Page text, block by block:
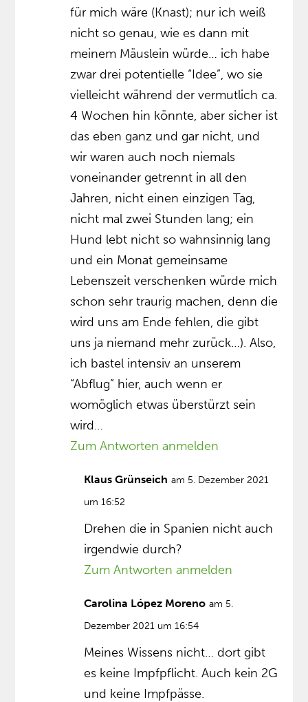
für mich wäre (Knast); nur ich weiß
nicht so genau, wie es dann mit
meinem Mäuslein würde… ich habe
zwar drei potentielle “Idee”, wo sie
vielleicht während der vermutlich ca.
4 Wochen hin könnte, aber sicher ist
das eben ganz und gar nicht, und
wir waren auch noch niemals
voneinander getrennt in all den
Jahren, nicht einen einzigen Tag,
nicht mal zwei Stunden lang; ein
Hund lebt nicht so wahnsinnig lang
und ein Monat gemeinsame
Lebenszeit verschenken würde mich
schon sehr traurig machen, denn die
wird uns am Ende fehlen, die gibt
uns ja niemand mehr zurück…). Also,
ich bastel intensiv an unserem
“Abflug” hier, auch wenn er
womöglich etwas überstürzt sein
wird…
Zum Antworten anmelden
Klaus Grünseich am 5. Dezember 2021
um 16:52
Drehen die in Spanien nicht auch
irgendwie durch?
Zum Antworten anmelden
Carolina López Moreno am 5.
Dezember 2021 um 16:54
Meines Wissens nicht… dort gibt
es keine Impfpflicht. Auch kein 2G
und keine Impfpässe.